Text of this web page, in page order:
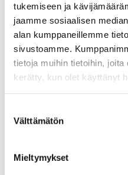
tukemiseen ja
jaamme sosiaalisen
alan kumppaneillemme
sivustoamme.
tietoja muihin tietoihin,
kerätty, kun olet käyttänyt
valinta
Välttämätön
Mieltymykset
Saarijärvelle
Saarijärvelle
Työ ja yrittäminen
Avoimet työpaikat
Työllisyyspalvelut
Saarijärven
SSYP Kiinteistöt
Maaseutupalvelut
Keski-Suomen
Kaupunki-info
Talous ja hankinnat